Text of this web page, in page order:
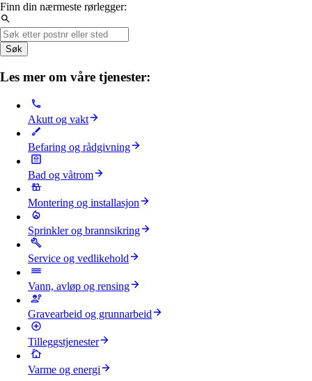
Finn din nærmeste rørlegger:
Søk
Les mer om våre tjenester:
Akutt og vakt
Befaring og rådgivning
Bad og våtrom
Montering og installasjon
Sprinkler og brannsikring
Service og vedlikehold
Vann, avløp og rensing
Gravearbeid og grunnarbeid
Tilleggstjenester
Varme og energi